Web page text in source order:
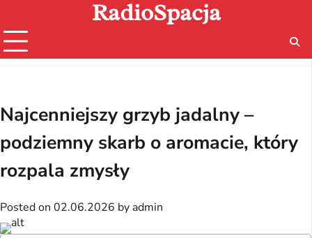
content
RadioSpacja
Najcenniejszy grzyb jadalny –
podziemny skarb o aromacie, który
rozpala zmysły
Posted on 02.06.2026 by admin